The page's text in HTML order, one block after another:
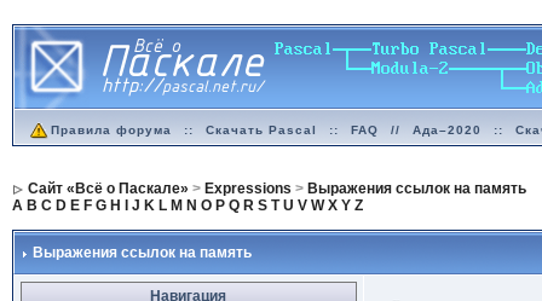
Правила форума :: Скачать Pascal :: FAQ // Ада–2020 ::
Сайт «Всё о Паскале» > Expressions > Выражения ссылок на память
A B C D E F G H J K L M N O P Q R S T U V W X Y Z
Выражения ссылок на память
Навигация